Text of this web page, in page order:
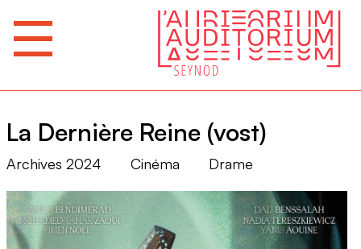
La Dernière Reine (vost)
Archives 2024 Cinéma Drame